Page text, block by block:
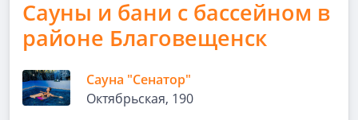
Сауны и бани с бассейном в
районе Благовещенск
Сауна "Сенатор"
Октябрьская, 190